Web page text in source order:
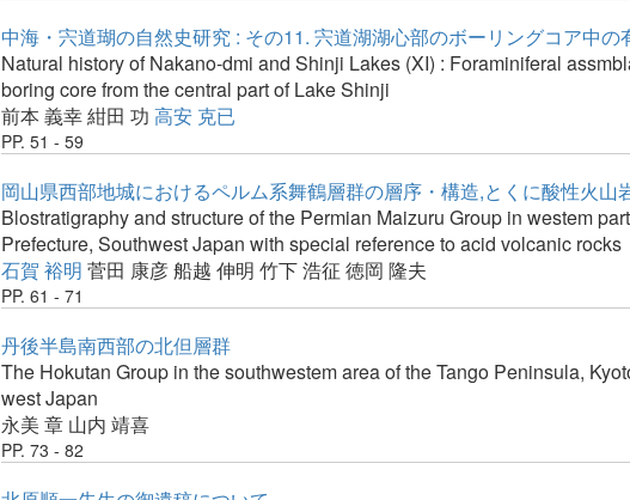
中海・宍道瑚の自然史研究 : その11. 宍道湖湖心部のボーリングコア中の
Natural history of Nakano-dmi and Shinji Lakes (XI) : Foraminiferal
boring core from the central part of Lake Shinji
前本 義幸紺田 功 高安 克已
PP. 51 - 59
岡山県西部地城におけるペルム系舞鶴層群の層序・構造,とくに酸性火山
Blostratigraphy and structure of the Permian Maizuru Group in westem
Prefecture, Southwest Japan with special reference to acid volcanic rocks
石賀 裕明 菅田 康彦船越 伸明 竹下 浩征 徳岡 隆夫
PP. 61 - 71
丹後半島南西部の北但層群
The Hokutan Group in the southwestem area of the Tango Peninsula,
west Japan
永美 章 山内 靖喜
PP. 73 - 82